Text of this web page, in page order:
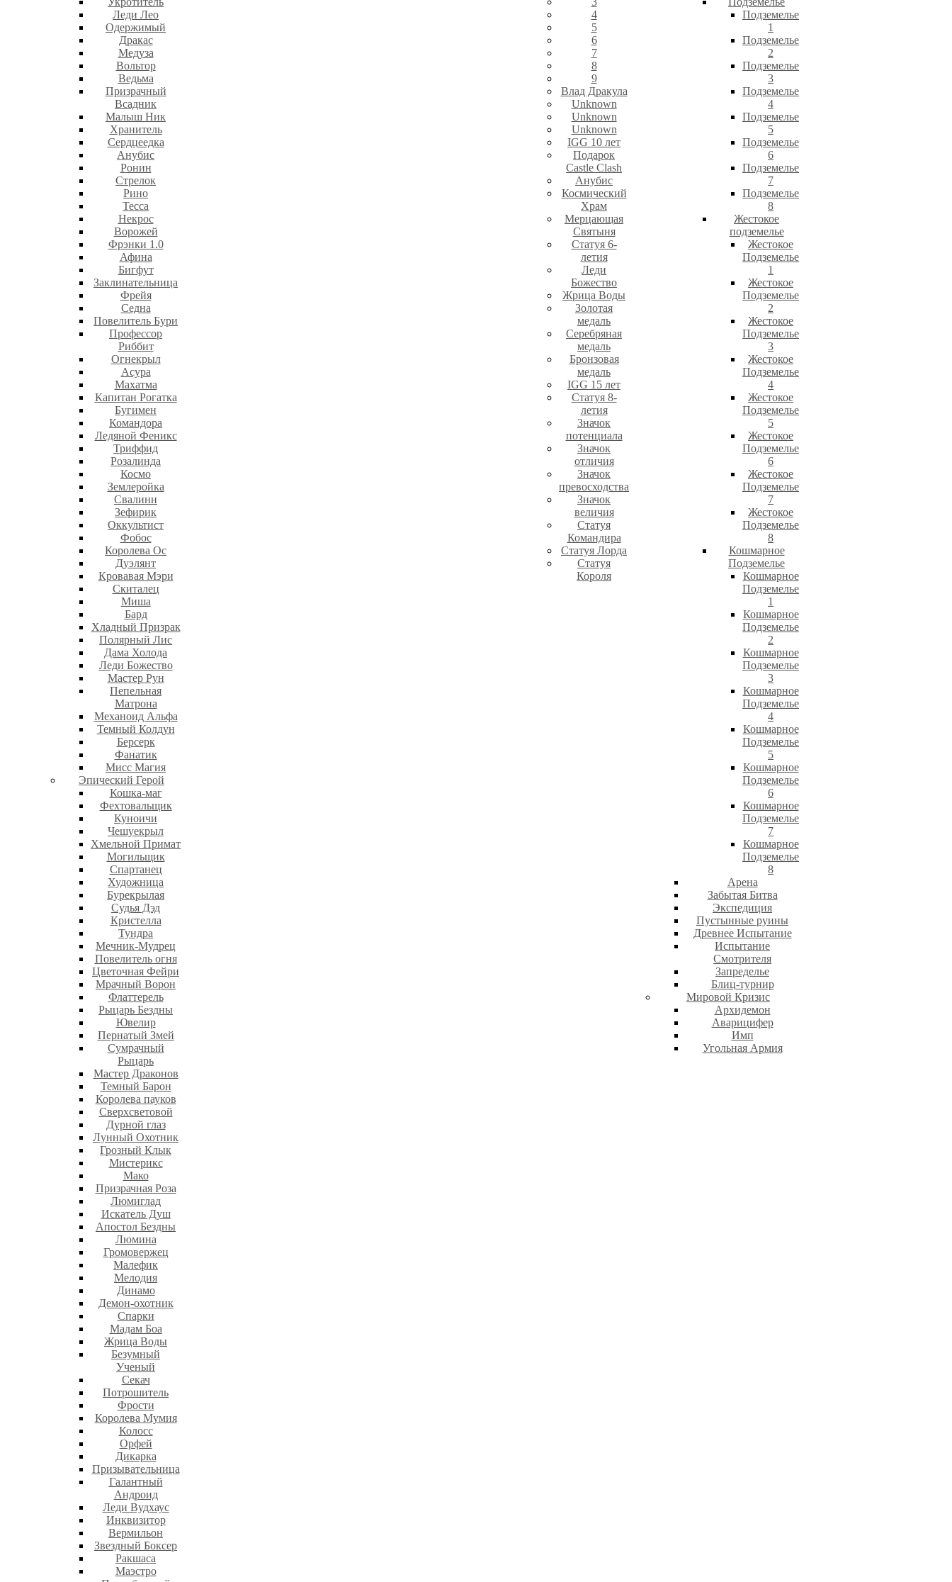
Леди Лео
Одержимый
Дракас
Медуза
Вольтор
Ведьма
Призрачный
Всадник
Малыш Ник
Хранитель
Сердцеедка
Анубис
Ронин
Стрелок
Рино
Тесса
Некрос
Ворожей
Фрэнки 1.0
Афина
Бигфут
Заклинательница
Фрейя
Седна
Повелитель Бури
Профеcсор
Риббит
Огнекрыл
Асура
Махатма
Капитан Рогатка
Бугимен
Командора
Ледяной Феникс
Триффид
Розалинда
Космо
Землеройка
Свалинн
Зефирик
Оккультист
Фобос
Королева Ос
Дуэлянт
Кровавая Мэри
Скиталец
Миша
Бард
Хладный Призрак
Полярный Лис
Дама Холода
Леди Божество
Мастер Рун
Пепельная
Матрона
Механоид Альфа
Темный Колдун
Берсерк
Фанатик
Мисс Магия
Эпический Герой
Кошка-маг
Фехтовальщик
Куноичи
Чешуекрыл
Хмельной Примат
Могильщик
Спартанец
Художница
Бурекрылая
Судья Дэд
Кристелла
Тундра
Мечник-Мудрец
Повелитель огня
Цветочная Фейри
Мрачный Ворон
Флаттерель
Рыцарь Бездны
Ювелир
Пернатый Змей
Сумрачный
Рыцарь
Мастер Драконов
Темный Барон
Королева пауков
Сверхсветовой
Дурной глаз
Лунный Охотник
Грозный Клык
Мистерикс
Мако
Призрачная Роза
Люмиглад
Искатель Душ
Апостол Бездны
Люмина
Громовержец
Малефик
Мелодия
Динамо
Демон-охотник
Спарки
Мадам Боа
Жрица Воды
Безумный
Ученый
Секач
Потрошитель
Фрости
Королева Мумия
Колосс
Орфей
Дикарка
Призывательница
Галантный
Андроид
Леди Вудхаус
Инквизитор
Вермильон
Звездный Боксер
Ракшаса
Маэстро
4
5
6
7
8
9
Влад Дракула
Unknown
Unknown
Unknown
IGG 10 лет
Подарок
Castle Clash
Анубис
Космический
Храм
Мерцающая
Святыня
Статуя 6-
летия
Леди
Божество
Жрица Воды
Золотая
медаль
Серебряная
медаль
Бронзовая
медаль
IGG 15 лет
Статуя 8-
летия
Значок
потенциала
Значок
отличия
Значок
превосходства
Значок
величия
Статуя
Командира
Статуя Лорда
Статуя
Короля
Подземелье
1
Подземелье
2
Подземелье
3
Подземелье
4
Подземелье
5
Подземелье
6
Подземелье
7
Подземелье
8
Жестокое
подземелье
Жестокое
Подземелье
1
Жестокое
Подземелье
2
Жестокое
Подземелье
3
Жестокое
Подземелье
4
Жестокое
Подземелье
5
Жестокое
Подземелье
6
Жестокое
Подземелье
7
Жестокое
Подземелье
8
Кошмарное
Подземелье
Кошмарное
Подземелье
1
Кошмарное
Подземелье
2
Кошмарное
Подземелье
3
Кошмарное
Подземелье
4
Кошмарное
Подземелье
5
Кошмарное
Подземелье
6
Кошмарное
Подземелье
7
Кошмарное
Подземелье
8
Арена
Забытая Битва
Экспедиция
Пустынные руины
Древнее Испытание
Испытание
Смотрителя
Запределье
Блиц-турнир
Мировой Кризис
Архидемон
Аварицифер
Имп
Угольная Армия